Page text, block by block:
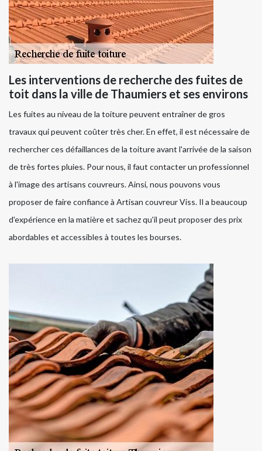
Les interventions de recherche des fuites de
toit dans la ville de Thaumiers et ses environs
Les fuites au niveau de la toiture peuvent entraîner de gros
travaux qui peuvent coûter très cher. En effet, il est nécessaire de
rechercher ces défaillances de la toiture avant l'arrivée de la saison
de très fortes pluies. Pour nous, il faut contacter un professionnel
à l'image des artisans couvreurs. Ainsi, nous pouvons vous
proposer de faire confiance à Artisan couvreur Viss. Il a beaucoup
d'expérience en la matière et sachez qu'il peut proposer des prix
abordables et accessibles à toutes les bourses.